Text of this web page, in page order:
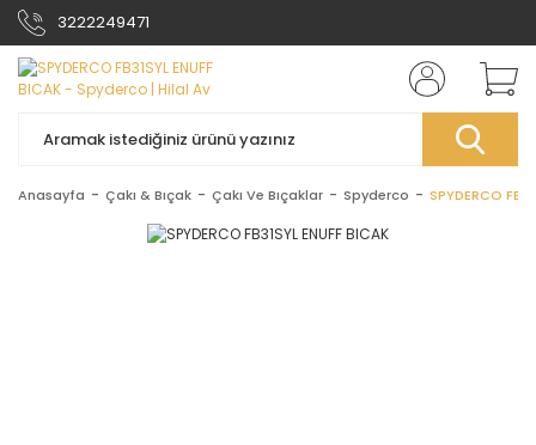
3222249471
Anasayfa Çakı & Bıçak Çakı Ve Bıçaklar Spyderco SPYDERCO